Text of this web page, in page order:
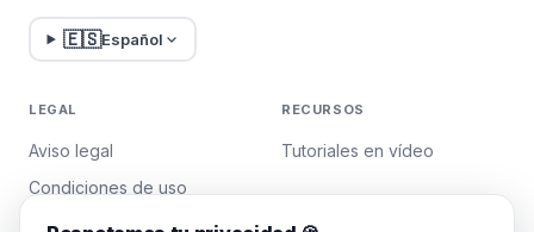
🇪🇸Español
LEGAL
Aviso legal
Condiciones de uso
Política de privacidad
RECURSOS
Tutoriales en vídeo